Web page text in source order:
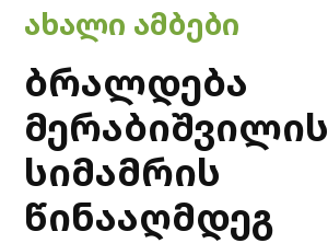
POSTED
IN
ᲐᲮᲐᲚᲘ ᲐᲛᲑᲔᲑᲘ
ბრალდება
მერაბიშვილის
სიმამრის
წინააღმდეგ